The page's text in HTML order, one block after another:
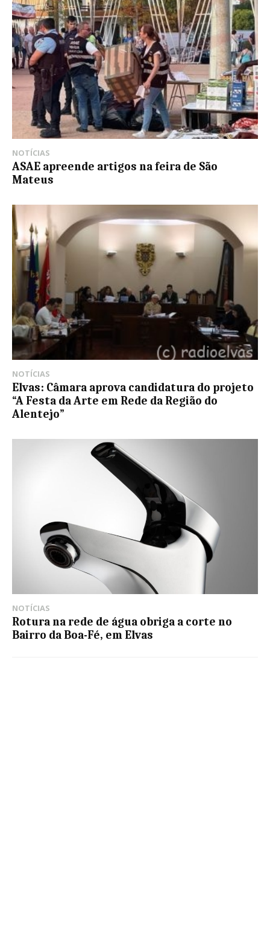
NOTÍCIAS
ASAE apreende artigos na feira de São
Mateus
NOTÍCIAS
Elvas: Câmara aprova candidatura do projeto
“A Festa da Arte em Rede da Região do
Alentejo”
NOTÍCIAS
Rotura na rede de água obriga a corte no
Bairro da Boa-Fé, em Elvas